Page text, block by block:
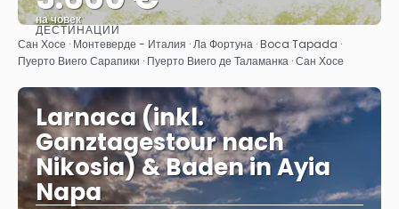
на човек
Вижте
ДЕСТИНАЦИИ
Сан Хосе · Монтеверде - Италия · Ла Фортуна · Boca Tapada ·
Пуерто Виего Сарапики · Пуерто Виего де Таламанка · Сан Хосе
Larnaca (inkl.
Ganztagestour nach
Nikosia) & Baden in Ayia
Napa